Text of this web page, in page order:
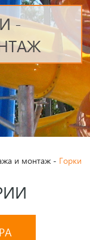
-
и монтаж- Горки